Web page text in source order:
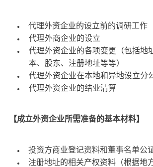
代理外资企业的设立前的调研工作
代理外商企业的设立
代理外资企业的各项变更（包括地
本、股东、注册地址等等）
代理外资企业在本地和异地设立分
代理外资企业的结业清算
【成立外资企业所需准备的基本材料】
投资方商业登记资料和董事名单公
注册地址的相关产权资料（根据地